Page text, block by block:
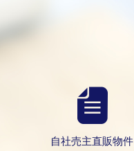
自社売主直販物件